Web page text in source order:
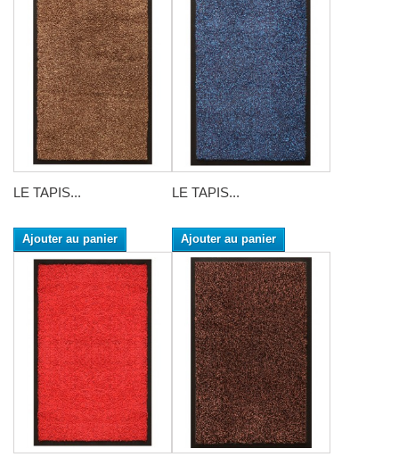
LE TAPIS...
Ajouter au panier
LE TAPIS...
Ajouter au panier